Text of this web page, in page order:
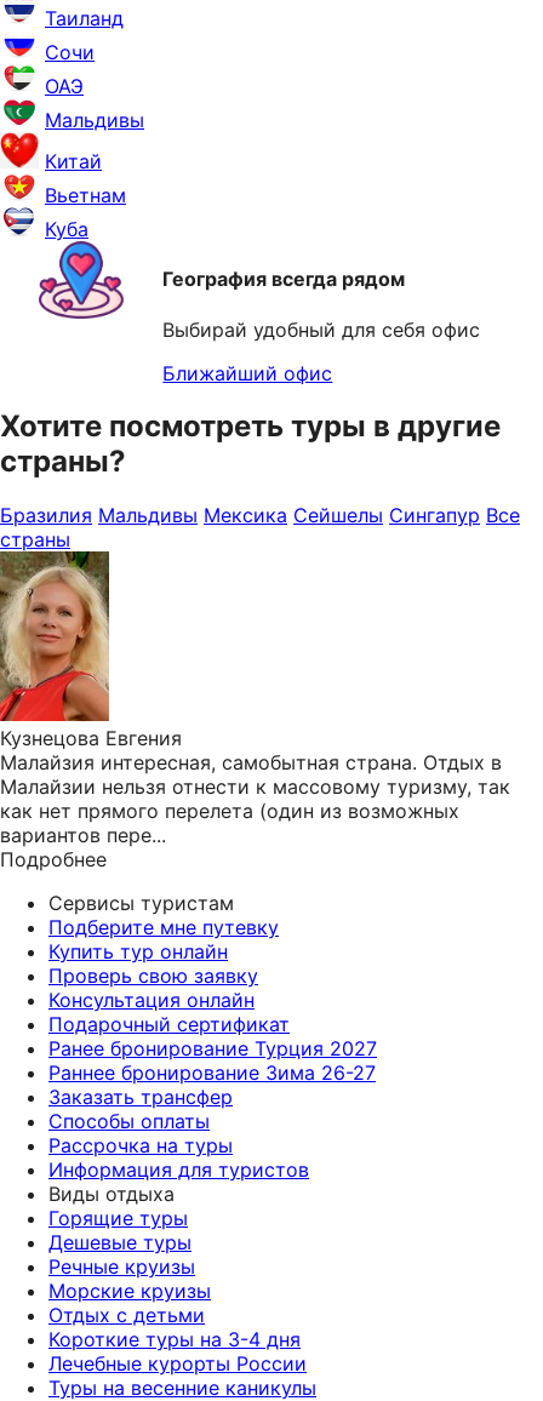
Таиланд
Сочи
ОАЭ
Мальдивы
Китай
Вьетнам
Куба
География всегда рядом
Выбирай удобный для себя офис
Ближайший офис
Хотите посмотреть туры в другие
страны?
Бразилия Мальдивы Мексика Сейшелы Сингапур Все
страны
Кузнецова Евгения
Малайзия интересная, самобытная страна. Отдых в
Малайзии нельзя отнести к массовому туризму, так
как нет прямого перелета (один из возможных
вариантов пере...
Подробнее
Сервисы туристам
Подберите мне путевку
Купить тур онлайн
Проверь свою заявку
Консультация онлайн
Подарочный сертификат
Ранее бронирование Турция 2027
Раннее бронирование Зима 26-27
Заказать трансфер
Способы оплаты
Рассрочка на туры
Информация для туристов
Виды отдыха
Горящие туры
Дешевые туры
Речные круизы
Морские круизы
Отдых с детьми
Короткие туры на 3-4 дня
Лечебные курорты России
Туры на весенние каникулы